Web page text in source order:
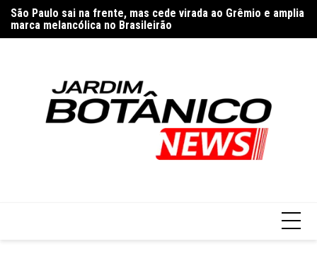
para
o
São Paulo sai na frente, mas cede virada ao Grêmio e amplia
marca melancólica no Brasileirão